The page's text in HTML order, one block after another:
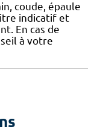
coude, épaule
indicatif et
En cas de
à votre